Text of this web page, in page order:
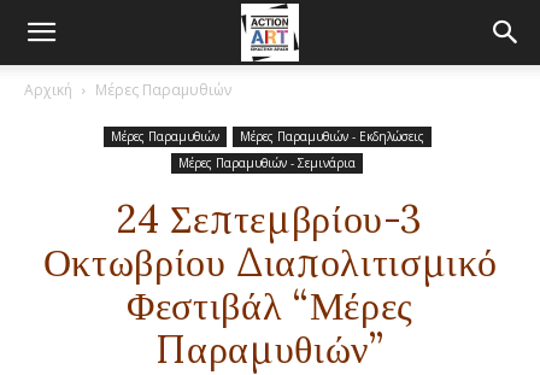
Αρχική Μέρες Παραμυθιών
Μέρες Παραμυθιών
Μέρες Παραμυθιών - Εκδηλώσεις
Μέρες Παραμυθιών - Σεμινάρια
24 Σεπτεμβρίου-3
Οκτωβρίου Διαπολιτισμικό
Φεστιβάλ “Μέρες
Παραμυθιών”